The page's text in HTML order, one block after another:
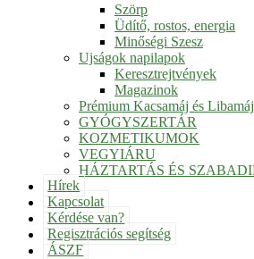
Szörp
Üdítő, rostos, energia
Minőségi Szesz
Ujságok napilapok
Keresztrejtvények
Magazinok
Prémium Kacsamáj és Libamáj
GYÓGYSZERTÁR
KOZMETIKUMOK
VEGYIÁRU
HÁZTARTÁS ÉS
Hírek
Kapcsolat
Kérdése van?
Regisztrációs segítség
ÁSZF